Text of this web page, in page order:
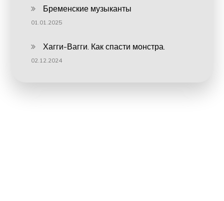
Бременские музыканты
01.01.2025
Хагги-Вагги. Как спасти монстра.
02.12.2024